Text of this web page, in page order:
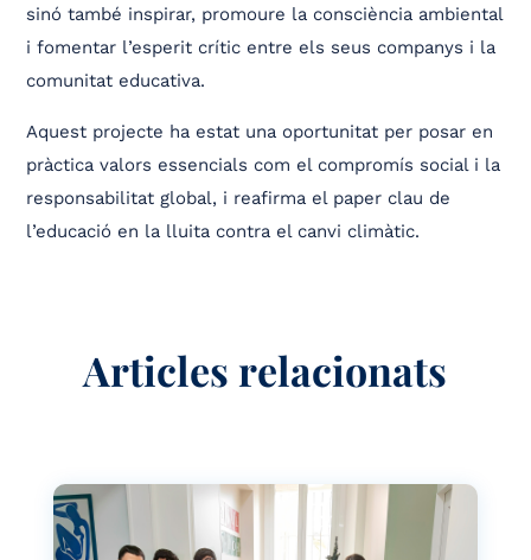
sinó també inspirar, promoure la consciència ambiental
i fomentar l’esperit crític entre els seus companys i la
comunitat educativa.
Aquest projecte ha estat una oportunitat per posar en
pràctica valors essencials com el compromís social i la
responsabilitat global, i reafirma el paper clau de
l’educació en la lluita contra el canvi climàtic.
Articles relacionats